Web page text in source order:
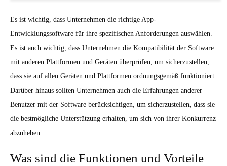
Es ist wichtig, dass Unternehmen die richtige App-
Entwicklungssoftware für ihre spezifischen Anforderungen auswählen.
Es ist auch wichtig, dass Unternehmen die Kompatibilität der Software
mit anderen Plattformen und Geräten überprüfen, um sicherzustellen,
dass sie auf allen Geräten und Plattformen ordnungsgemäß funktioniert.
Darüber hinaus sollten Unternehmen auch die Erfahrungen anderer
Benutzer mit der Software berücksichtigen, um sicherzustellen, dass sie
die bestmögliche Unterstützung erhalten, um sich von ihrer Konkurrenz
abzuheben.
Was sind die Funktionen und Vorteile